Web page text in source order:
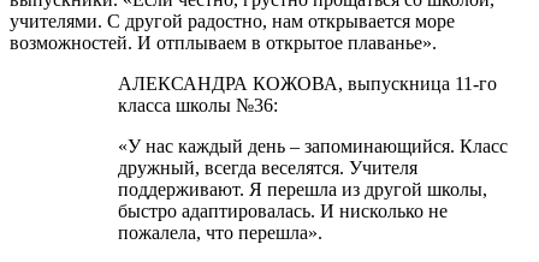
учителями. С другой радостно, нам открывается море
возможностей. И отплываем в открытое плаванье».
АЛЕКСАНДРА КОЖОВА, выпускница 11-го
класса школы №36:
«У нас каждый день – запоминающийся. Класс
дружный, всегда веселятся. Учителя
поддерживают. Я перешла из другой школы,
быстро адаптировалась. И нисколько не
пожалела, что перешла».